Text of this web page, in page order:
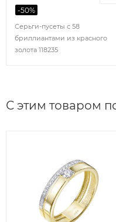
Серьги-пусеты с 58
бриллиантами из красного
золота 118235
-50%
С этим товаром